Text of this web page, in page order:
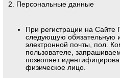
2. Персональные данные
При регистрации на Сайте
следующую обязательную
электронной почты, пол.
пользователе,
позволяет
физическое лицо.